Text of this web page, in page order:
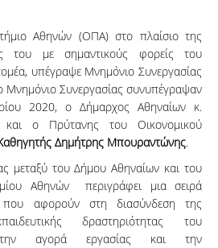
Αθηνών (ΟΠΑ) στο πλαίσιο της
του με σημαντικούς φορείς του
υπέγραψε Μνημόνιο Συνεργασίας
Μνημόνιο Συνεργασίας συνυπέγραψαν
2020, ο Δήμαρχος Αθηναίων κ.
και ο Πρύτανης του Οικονομικού
Δημήτρης Μπουραντώνης.
μεταξύ του Δήμου Αθηναίων και του
Αθηνών περιγράφει μια σειρά
που αφορούν στη διασύνδεση της
δραστηριότητας του
αγορά εργασίας και την